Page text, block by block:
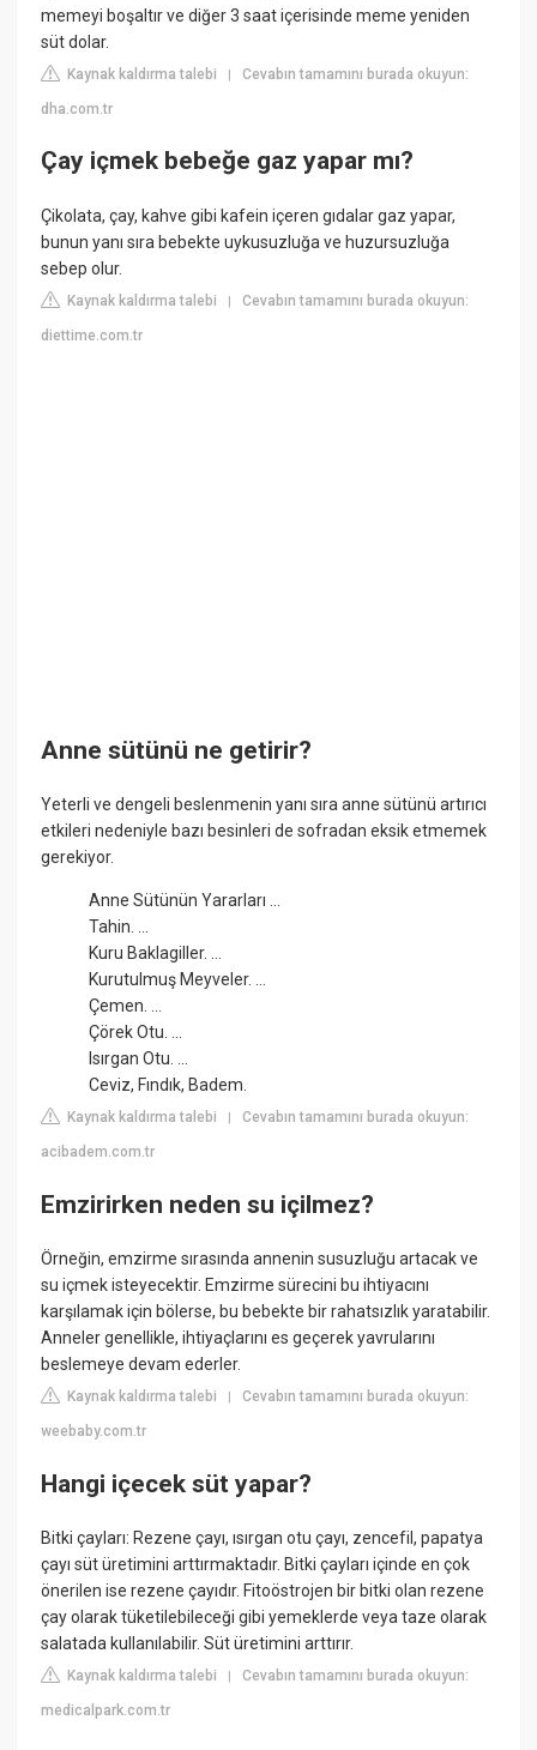
memeyi boşaltır ve diğer 3 saat içerisinde meme yeniden
süt dolar.
Kaynak kaldırma talebi |Cevabın tamamını burada okuyun:
dha.com.tr
Çay içmek bebeğe gaz yapar mı?
Çikolata, çay, kahve gibi kafein içeren gıdalar gaz yapar,
bunun yanı sıra bebekte uykusuzluğa ve huzursuzluğa
sebep olur.
Kaynak kaldırma talebi |Cevabın tamamını burada okuyun:
diettime.com.tr
Anne sütünü ne getirir?
Yeterli ve dengeli beslenmenin yanı sıra anne sütünü artırıcı
etkileri nedeniyle bazı besinleri de sofradan eksik etmemek
gerekiyor.
Anne Sütünün Yararları ...
Tahin. ...
Kuru Baklagiller. ...
Kurutulmuş Meyveler. ...
Çemen. ...
Çörek Otu. ...
Isırgan Otu. ...
Ceviz, Fındık, Badem.
Kaynak kaldırma talebi |Cevabın tamamını burada okuyun:
acibadem.com.tr
Emzirirken neden su içilmez?
Örneğin, emzirme sırasında annenin susuzluğu artacak ve
su içmek isteyecektir. Emzirme sürecini bu ihtiyacını
karşılamak için bölerse, bu bebekte bir rahatsızlık yaratabilir.
Anneler genellikle, ihtiyaçlarını es geçerek yavrularını
beslemeye devam ederler.
Kaynak kaldırma talebi |Cevabın tamamını burada okuyun:
weebaby.com.tr
Hangi içecek süt yapar?
Bitki çayları: Rezene çayı, ısırgan otu çayı, zencefil, papatya
çayı süt üretimini arttırmaktadır. Bitki çayları içinde en çok
önerilen ise rezene çayıdır. Fitoöstrojen bir bitki olan rezene
çay olarak tüketilebileceği gibi yemeklerde veya taze olarak
salatada kullanılabilir. Süt üretimini arttırır.
Kaynak kaldırma talebi |Cevabın tamamını burada okuyun:
medicalpark.com.tr